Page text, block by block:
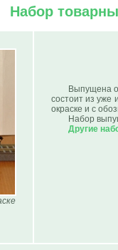
Набор
Выпущена
состоит из уже
окраске и с
Набор
Другие